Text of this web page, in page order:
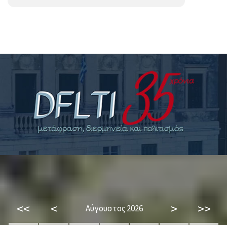
<< < Αύγουστος 2026 > >>